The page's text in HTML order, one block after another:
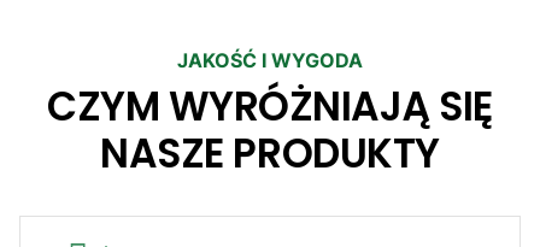
JAKOŚĆ I WYGODA
CZYM WYRÓŻNIAJĄ SIĘ
NASZE PRODUKTY